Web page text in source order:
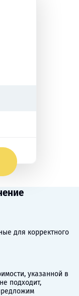
для корректного
указанной в
подходит,